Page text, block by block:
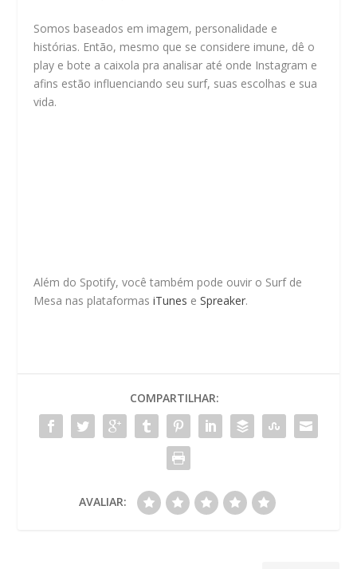
Somos baseados em imagem, personalidade e
histórias. Então, mesmo que se considere imune, dê o
play e bote a caixola pra analisar até onde Instagram e
afins estão influenciando seu surf, suas escolhas e sua
vida.
Além do Spotify, você também pode ouvir o Surf de
Mesa nas plataformasiTunes eSpreaker.
COMPARTILHAR:
AVALIAR: